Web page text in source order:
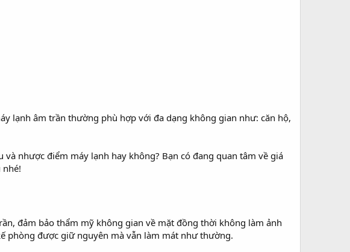
lạnh âm trần thường phù hợp với đa dạng không gian như: căn hộ,
nhược điểm máy lạnh hay không? Bạn có đang quan tâm về giá
nhé!
đảm bảo thẩm mỹ không gian về mặt đồng thời không làm ảnh
phòng được giữ nguyên mà vẫn làm mát như thường.